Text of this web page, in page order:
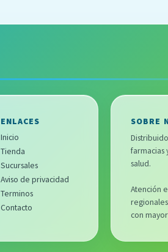
ENLACES
Inicio
Tienda
Sucursales
Aviso de privacidad
Terminos
Contacto
SOBRE
farmacias
salud.
Atención
con